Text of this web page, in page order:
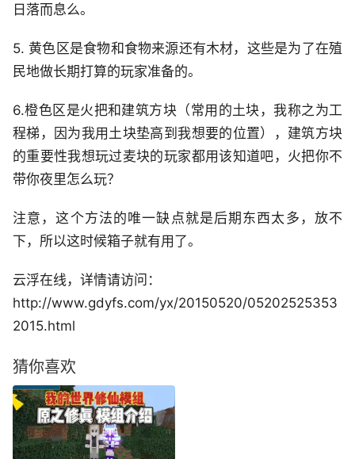
日落而息么。
5. 黄色区是食物和食物来源还有木材，这些是为了在殖
民地做长期打算的玩家准备的。
6.橙色区是火把和建筑方块（常用的土块，我称之为工
程梯，因为我用土块垫高到我想要的位置），建筑方块
的重要性我想玩过麦块的玩家都用该知道吧，火把你不
带你夜里怎么玩？
注意，这个方法的唯一缺点就是后期东西太多，放不
下，所以这时候箱子就有用了。
云浮在线，详情请访问：
http://www.gdyfs.com/yx/20150520/05202525353
2015.html
猜你喜欢